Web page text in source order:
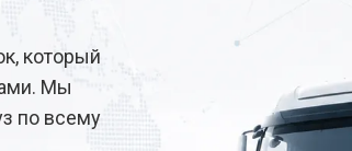
который
Мы
по всему